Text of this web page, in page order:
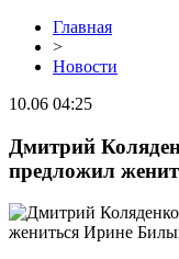
Главная
>
Новости
10.06 04:25
Дмитрий
предложил